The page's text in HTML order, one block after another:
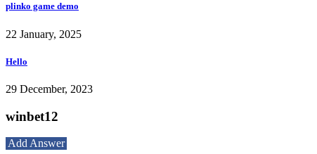
plinko game demo
22 January, 2025
Hello
29 December, 2023
winbet12
Add Answer